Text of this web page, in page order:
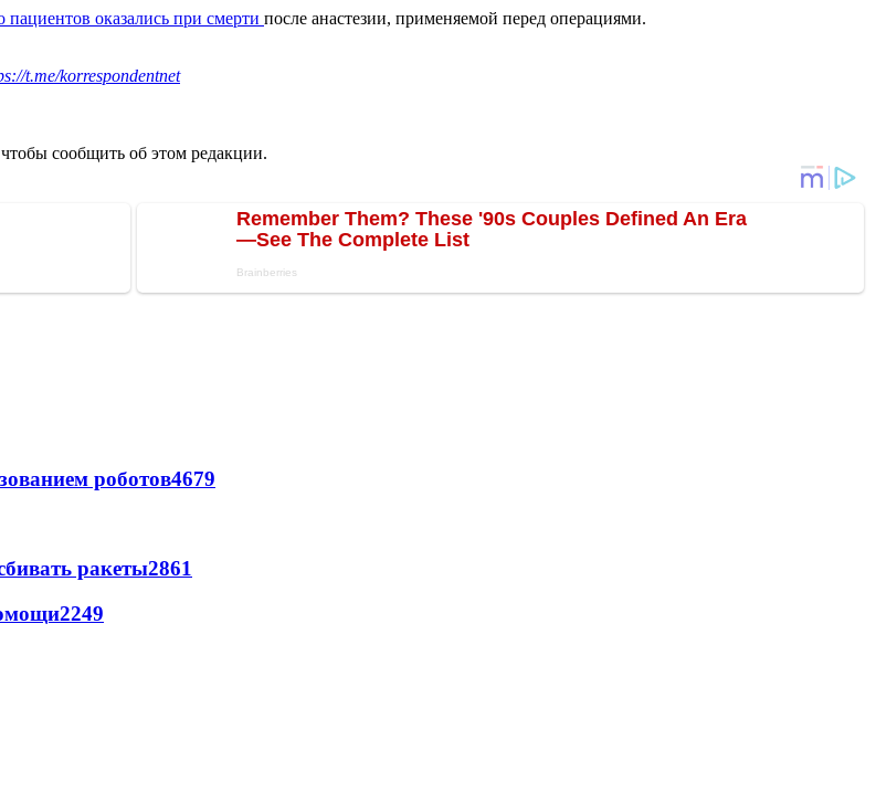
пациентов оказались при смерти после анастезии, применяемой перед операциями.
t.me/korrespondentnet
сообщить об этом редакции.
роботов4679
ракеты2861
2249